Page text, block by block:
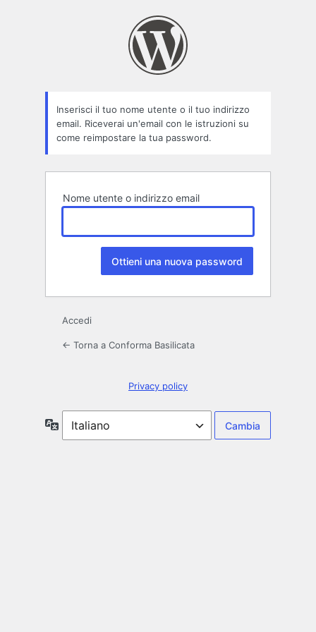
Inserisci il tuo nome utente o il tuo indirizzo
email. Riceverai un'email con le istruzioni su
come reimpostare la tua password.
Nome utente o indirizzo email
Accedi
← Torna a Conforma Basilicata
Privacy policy
Lingua